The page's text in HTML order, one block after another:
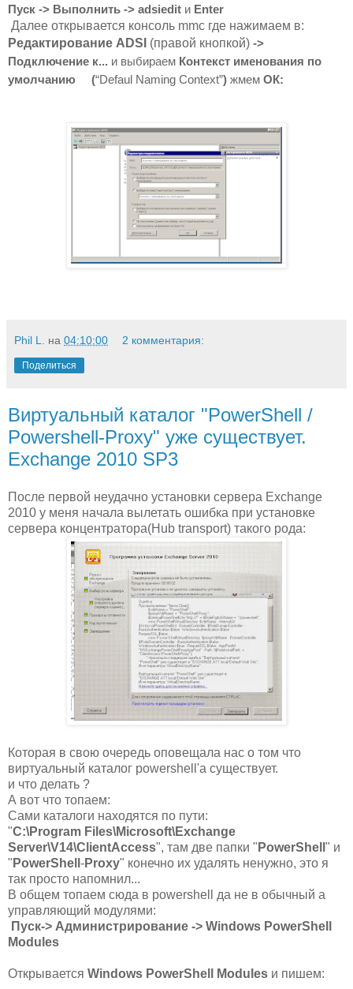
Пуск -> Выполнить -> adsiedit и Enter
Далее открывается консоль mmc где нажимаем в:
Редактирование ADSI (правой кнопкой) ->
Подключение к... и выбираем Контекст именования по
умолчанию (“Defaul Naming Context”) жмем ОК:
Phil L. на 04:10:00 2 комментария:
Поделиться
Виртуальный каталог "PowerShell /
Powershell-Proxy" уже существует.
Exchange 2010 SP3
После первой неудачно установки сервера Exchange
2010 у меня начала вылетать ошибка при установке
сервера концентратора(Hub transport) такого рода:
Которая в свою очередь оповещала нас о том что
виртуальный каталог powershell'a существует.
и что делать ?
А вот что топаем:
Сами каталоги находятся по пути:
"C:\Program Files\Microsoft\Exchange
Server\V14\ClientAccess", там две папки " PowerShell " и
" PowerShell -Proxy" конечно их удалять ненужно, это я
так просто напомнил...
В общем топаем сюда в powershell да не в обычный а
управляющий модулями:
Пуск-> Администрирование -> Windows PowerShell
Modules
Открывается Windows PowerShell Modules и пишем: